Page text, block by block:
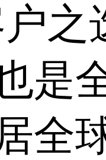
之
是
全